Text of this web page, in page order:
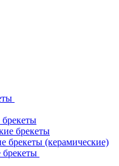
брекеты
брекеты (керамические)